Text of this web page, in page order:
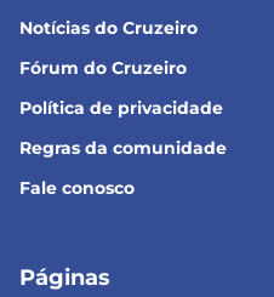
Notícias do Cruzeiro
Fórum do Cruzeiro
Política de privacidade
Regras da comunidade
Fale conosco
Páginas